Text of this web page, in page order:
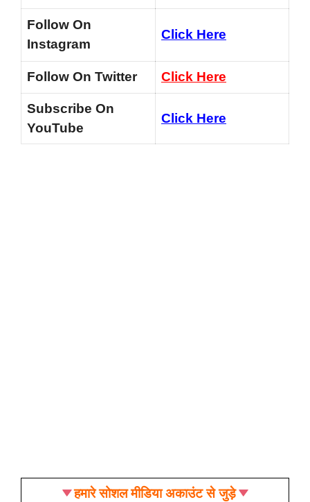
Follow On
Instagram
Click Here
Follow On Twitter Click Here
Subscribe On
YouTube
Click Here
हमारे सोशल मीडिया अकाउंट से जुड़े